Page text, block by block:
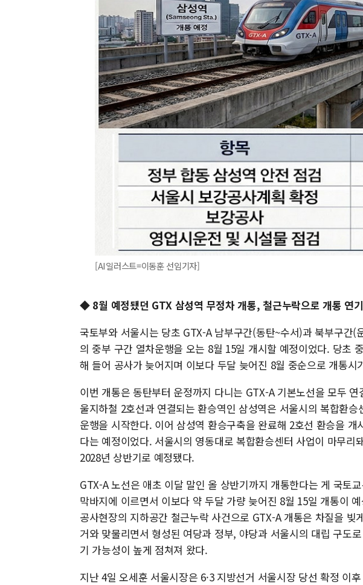
[AI일러스트=이동훈 선임기자]
◆ 8월 예정됐던 GTX 삼성역 무정차 개통, 철근누락으로 개통 연
국토부와 서울시는 당초 GTX-A 남부구간(동탄~수서)과 북부구간(
의 중부 구간 열차운행을 오는 8월 15일 개시할 예정이었다. 당초
해 들어 공사가 늦어지며 이보다 두달 늦어진 8월 중순으로 개통시
이번 개통은 동탄부터 운정까지 다니는 GTX-A 기본노선을 모두
울지하철 2호선과 연결되는 환승역인 삼성역은 서울시의 복합환
운행을 시작한다. 이어 삼성역 환승구축을 완료해 2호선 환승을
다는 예정이었다. 서울시의 영동대로 복합환승센터 사업이 마무리
2028년 상반기로 예정됐다.
GTX-A 노선은 애초 이달 말인 올 상반기까지 개통한다는 게 국토
막바지에 이르면서 이보다 약 두달 가량 늦어진 8월 15일 개통이
공사현장의 지하공간 철근누락 사건으로 GTX-A 개통은 차질을 빚
거와 맞물리면서 형성된 여당과 정부, 야당과 서울시의 대립 구도
기 가능성이 높게 점쳐져 왔다.
지난 4일 오세훈 서울시장은 6·3 지방선거 서울시장 당선 확정 이